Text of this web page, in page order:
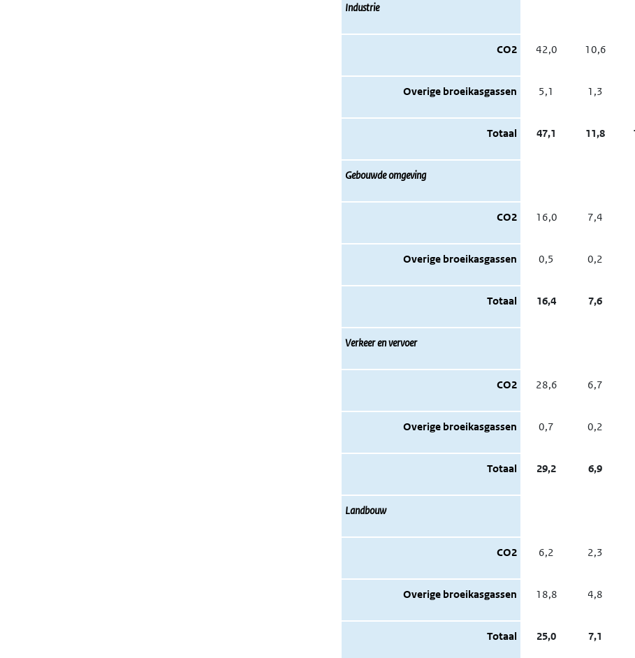
Industrie
CO2 42,0 10,6
Overige broeikasgassen 5,1 1,3
Totaal 47,1 11,8
Gebouwde omgeving
CO2 16,0 7,4
Overige broeikasgassen 0,5 0,2
Totaal 16,4 7,6
Verkeer en vervoer
CO2 28,6 6,7
Overige broeikasgassen 0,7 0,2
Totaal 29,2 6,9
Landbouw
CO2 6,2 2,3
Overige broeikasgassen 18,8 4,8
Totaal 25,0 7,1